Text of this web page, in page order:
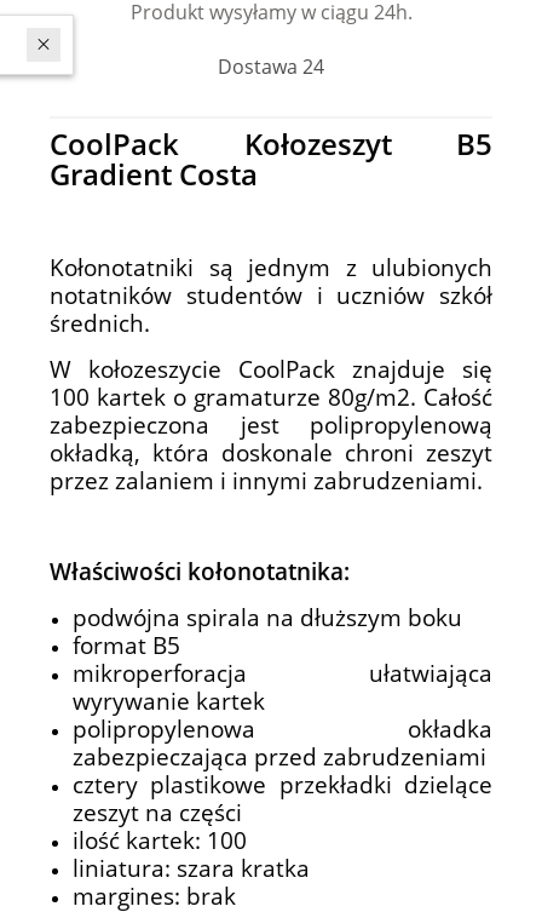
Produkt wysyłamy w ciągu 24h.
Dostawa 24
CoolPack Kołozeszyt B5
Gradient Costa
Kołonotatniki są jednym z ulubionych
notatników studentów i uczniów szkół
średnich.
W kołozeszycie CoolPack znajduje się
100 kartek o gramaturze 80g/m2. Całość
zabezpieczona jest polipropylenową
okładką, która doskonale chroni zeszyt
przez zalaniem i innymi zabrudzeniami.
Właściwości kołonotatnika:
podwójna spirala na dłuższym boku
format B5
mikroperforacja ułatwiająca
wyrywanie kartek
polipropylenowa okładka
zabezpieczająca przed zabrudzeniami
cztery plastikowe przekładki dzielące
zeszyt na części
ilość kartek: 100
liniatura: szara kratka
margines: brak
ostatnich 7 dniach produktem interesuje się